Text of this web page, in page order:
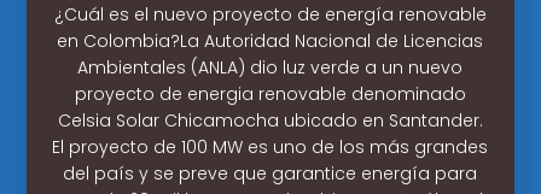
¿Cuál es el nuevo proyecto de energía renovable
en Colombia?La Autoridad Nacional de Licencias
Ambientales (ANLA) dio luz verde a un nuevo
proyecto de energia renovable denominado
Celsia Solar Chicamocha ubicado en Santander.
El proyecto de 100 MW es uno de los más grandes
del país y se preve que garantice energía para